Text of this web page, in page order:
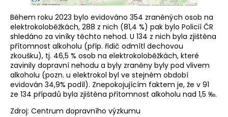
Během roku 2023 bylo evidováno 354 zraněných osob na
elektrokoloběžkách, 288 z nich (81,4 %) pak bylo Policií ČR
shledáno za viníky těchto nehod. U 134 z nich byla zjištěna
přítomnost alkoholu (příp. řidič odmítl dechovou
zkoušku), tj. 46,5 % osob na elektrokoloběžkách, které
zavinily dopravní nehodu a byly zraněny byly pod vlivem
alkoholu (pozn. u elektrokol byl ve stejném období
evidován 34,9% podíl). Znepokojujícím faktem je, že v 91
ze 134 případů byla zjištěna přítomnost alkoholu nad 1,5 ‰.
Zdroj: Centrum dopravního výzkumu